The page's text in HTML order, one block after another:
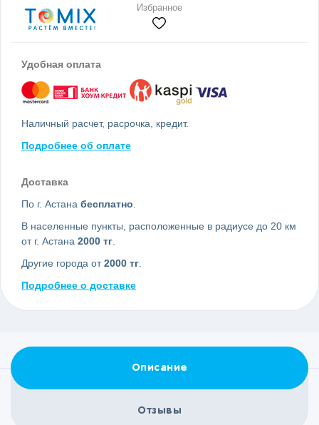
Избранное
Удобная оплата
Наличный расчет, расрочка, кредит.
Подробнее об оплате
Доставка
По г. Астана бесплатно
В населенные пункты, расположенные в радиусе до 20 км
от г. Астана 2000 тг
Другие города от2000 тг
Подробнее о доставке
Описание
Отзывы